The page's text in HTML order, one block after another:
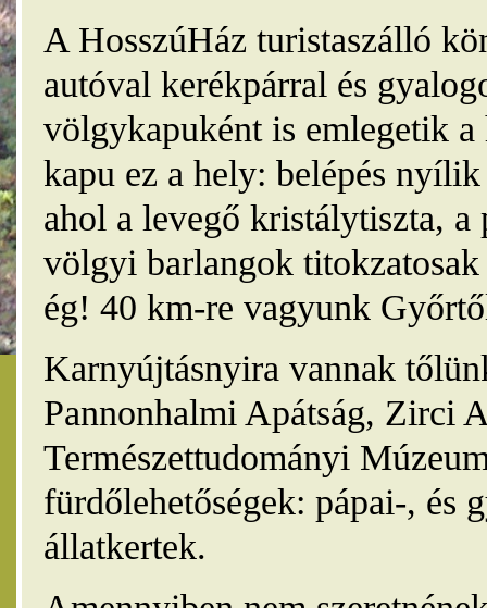
A HosszúHáz turistaszálló
autóval kerékpárral és
völgykapuként is emlegetik
kapu ez a hely: belépés
ahol a levegő kristálytiszta, a
völgyi barlangok
ég! 40 km-re vagyunk
Karnyújtásnyira vannak
Pannonhalmi Apátság, Zirci
Természettudományi
fürdőlehetőségek: pápai-, és
állatkertek.